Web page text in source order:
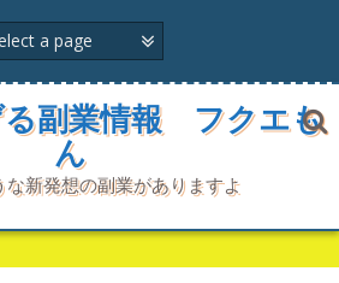
る副業情報 フクエも
ん
な新発想の副業がありますよ